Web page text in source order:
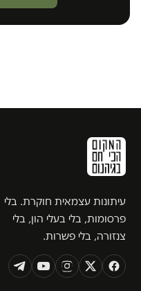
עיתונות עצמאית חוקרת. בלי
פרסומות, בלי בעלי הון, בלי
צנזורה, בלי פשרות.